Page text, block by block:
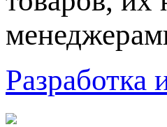
Разработка